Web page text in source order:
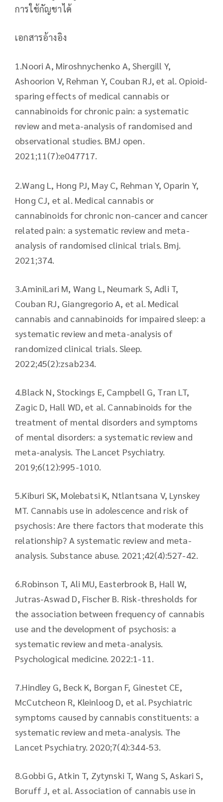
การใช้กัญชาได้
เอกสารอ้างอิง
1.​Noori A, Miroshnychenko A, Shergill Y,
Ashoorion V, Rehman Y, Couban RJ, et al. Opioid-
sparing effects of medical cannabis or
cannabinoids for chronic pain: a systematic
review and meta-analysis of randomised and
observational studies. BMJ open.
2021;11(7):e047717.
2.​Wang L, Hong PJ, May C, Rehman Y, Oparin Y,
Hong CJ, et al. Medical cannabis or
cannabinoids for chronic non-cancer and cancer
related pain: a systematic review and meta-
analysis of randomised clinical trials. Bmj.
2021;374.
3.​AminiLari M, Wang L, Neumark S, Adli T,
Couban RJ, Giangregorio A, et al. Medical
cannabis and cannabinoids for impaired sleep: a
systematic review and meta-analysis of
randomized clinical trials. Sleep.
2022;45(2):zsab234.
4.​Black N, Stockings E, Campbell G, Tran LT,
Zagic D, Hall WD, et al. Cannabinoids for the
treatment of mental disorders and symptoms
of mental disorders: a systematic review and
meta-analysis. The Lancet Psychiatry.
2019;6(12):995-1010.
5.​Kiburi SK, Molebatsi K, Ntlantsana V, Lynskey
MT. Cannabis use in adolescence and risk of
psychosis: Are there factors that moderate this
relationship? A systematic review and meta-
analysis. Substance abuse. 2021;42(4):527-42.
6.​Robinson T, Ali MU, Easterbrook B, Hall W,
Jutras-Aswad D, Fischer B. Risk-thresholds for
the association between frequency of cannabis
use and the development of psychosis: a
systematic review and meta-analysis.
Psychological medicine. 2022:1-11.
7.​Hindley G, Beck K, Borgan F, Ginestet CE,
McCutcheon R, Kleinloog D, et al. Psychiatric
symptoms caused by cannabis constituents: a
systematic review and meta-analysis. The
Lancet Psychiatry. 2020;7(4):344-53.
8.​Gobbi G, Atkin T, Zytynski T, Wang S, Askari S,
Boruff J, et al. Association of cannabis use in